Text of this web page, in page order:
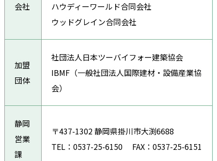
会社
ハウディーワールド合同会社
ウッドグレイン合同会社
加盟
団体
社団法人日本ツーバイフォー建築協会
IBMF（一般社団法人国際建材・設備産業協
会）
静岡
営業
課
〒437-1302 静岡県掛川市大渕6688
TEL：0537-25-6150 FAX：0537-25-6151